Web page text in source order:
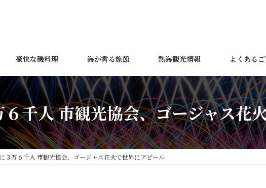
豪快な磯料理 海が香る旅館 熱海観光情報 よくある
千人 市観光協会、ゴージャス花
３万６千人 市観光協会、ゴージャス花火で世界にアピール